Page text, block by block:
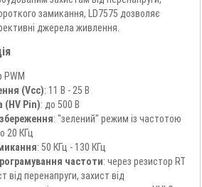
замикання, LD7575 дозволяє
джерела живлення.
PWM
(Vcc): 11 В - 25 В
(HV Pin): до 500 В
: "зелений" режим із частотою
20 КГц
: 50 КГц - 130 КГц
частоти: через резистор RT
від перенапруги, захист від